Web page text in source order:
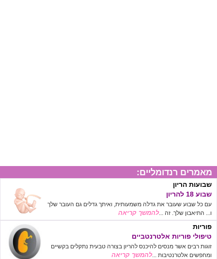
מאמרים רנדומליים:
שבועות הריון
שבוע 18 להריון
עם כל שבוע שעובר את גדלה משמעותית, ואיתך גדלים גם העובר שלך
ו... התיאבון שלך. זה ...להמשך קריאה
פוריות
טיפולי פוריות אלטרנטביים
זוגות רבים אשר מנסים להיכנס להריון בצורה טבעית נתקלים בקשיים
ומחפשים אלטרנטיבות ...להמשך קריאה